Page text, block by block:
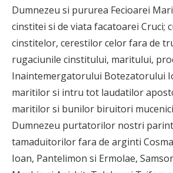
Dumnezeu si pururea Fecioarei
cinstitei si de viata facatoarei Cruci;
cinstitelor, cerestilor celor fara de
rugaciunile cinstitului, maritului,
Inaintemergatorului Botezatorului
maritilor si intru tot laudatilor
maritilor si bunilor biruitori
Dumnezeu purtatorilor nostri
tamaduitorilor fara de arginti
Ioan, Pantelimon si Ermolae,